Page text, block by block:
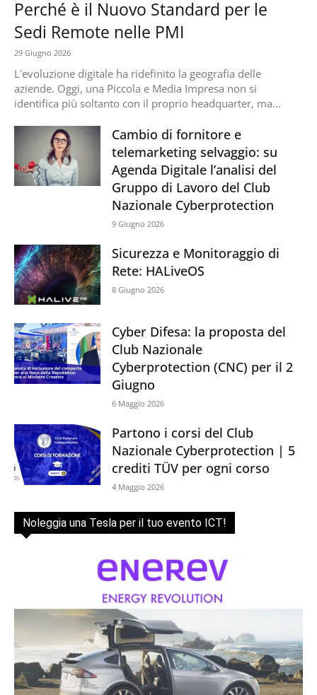
Perché è il Nuovo Standard per le
Sedi Remote nelle PMI
29 Giugno 2026
L'evoluzione digitale ha ridefinito la geografia delle
aziende. Oggi, una Piccola e Media Impresa non si
identifica più soltanto con il proprio headquarter, ma...
Cambio di fornitore e
telemarketing selvaggio: su
Agenda Digitale l’analisi del
Gruppo di Lavoro del Club
Nazionale Cyberprotection
9 Giugno 2026
Sicurezza e Monitoraggio di
Rete: HALiveOS
8 Giugno 2026
Cyber Difesa: la proposta del
Club Nazionale
Cyberprotection (CNC) per il 2
Giugno
6 Maggio 2026
Partono i corsi del Club
Nazionale Cyberprotection | 5
crediti TÜV per ogni corso
4 Maggio 2026
Noleggia una Tesla per il tuo evento ICT!